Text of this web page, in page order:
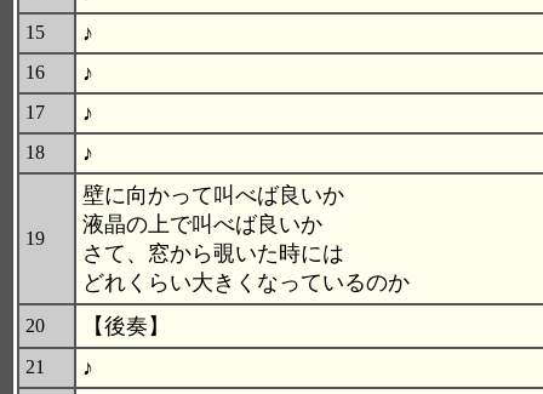
15 ♪
16 ♪
17 ♪
18 ♪
19
壁に向かって叫べば良いか
液晶の上で叫べば良いか
さて、窓から覗いた時には
どれくらい大きくなっているのか
20 【後奏】
21 ♪